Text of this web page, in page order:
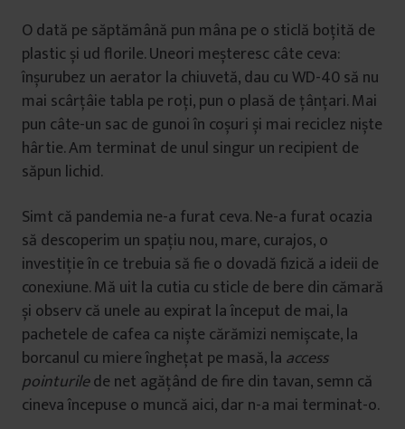
O dată pe săptămână pun mâna pe o sticlă boțită de
plastic și ud florile. Uneori meșteresc câte ceva:
înșurubez un aerator la chiuvetă, dau cu WD-40 să nu
mai scârțâie tabla pe roți, pun o plasă de țânțari. Mai
pun câte-un sac de gunoi în coșuri și mai reciclez niște
hârtie. Am terminat de unul singur un recipient de
săpun lichid.
Simt că pandemia ne-a furat ceva. Ne-a furat ocazia
să descoperim un spațiu nou, mare, curajos, o
investiție în ce trebuia să fie o dovadă fizică a ideii de
conexiune. Mă uit la cutia cu sticle de bere din cămară
și observ că unele au expirat la început de mai, la
pachetele de cafea ca niște cărămizi nemișcate, la
borcanul cu miere înghețat pe masă, la access
pointurilede net agățând de fire din tavan, semn că
cineva începuse o muncă aici, dar n-a mai terminat-o.